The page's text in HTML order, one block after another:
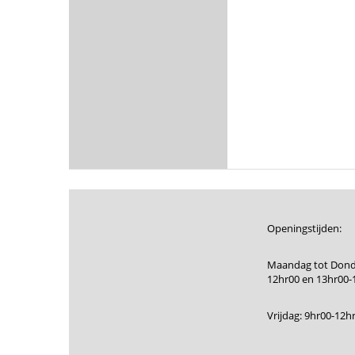
Openingstijden:
Maandag tot
12hr00 en
Vrijdag: 9hr00-